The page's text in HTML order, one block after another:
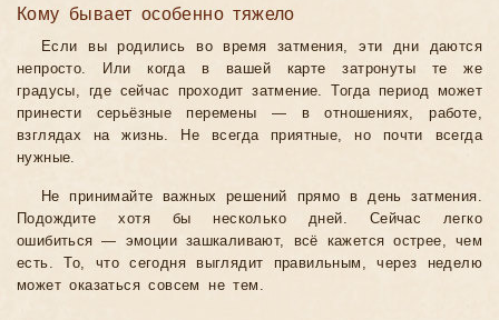
Кому бывает особенно тяжело
Если вы родились во время затмения, эти дни даются
непросто. Или когда в вашей карте затронуты те же
градусы, где сейчас проходит затмение. Тогда период может
принести серьёзные перемены — в отношениях, работе,
взглядах на жизнь. Не всегда приятные, но почти всегда
нужные.
Не принимайте важных решений прямо в день затмения.
Подождите хотя бы несколько дней. Сейчас легко
ошибиться — эмоции зашкаливают, всё кажется острее, чем
есть. То, что сегодня выглядит правильным, через неделю
может оказаться совсем не тем.